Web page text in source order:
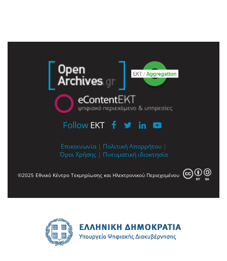
Follow EKT
Επικοινωνία | Πολιτική Απορρήτου |
Όροι Χρήσης | Πνευματική ιδιοκτησία
©2025 Εθνικό Κέντρο Τεκμηρίωσης και Ηλεκτρονικού Περιεχομένου